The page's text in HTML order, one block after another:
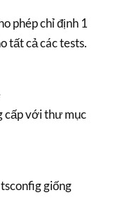
phép chỉ định 1
tất cả các tests.
cấp với thư mục
giống